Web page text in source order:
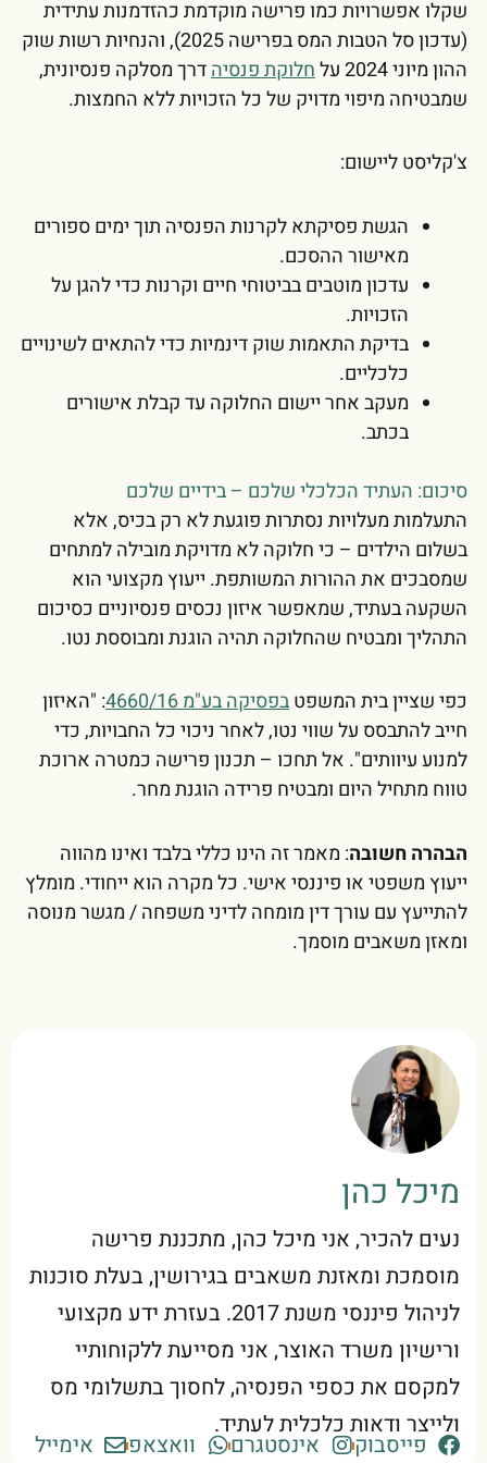
שקלו אפשרויות כמו פרישה מוקדמת כהזדמנות עתידית
(עדכון סל הטבות המס בפרישה 2025), והנחיות רשות שוק
ההון מיוני 2024 על
חלוקת פנסיהדרך מסלקה פנסיונית,
שמבטיחה מיפוי מדויק של כל הזכויות ללא החמצות.
צ'קליסט ליישום:
הגשת פסיקתא לקרנות הפנסיה תוך ימים ספורים
מאישור ההסכם.
עדכון מוטבים בביטוחי חיים וקרנות כדי להגן על
הזכויות.
בדיקת התאמות שוק דינמיות כדי להתאים לשינויים
כלכליים.
מעקב אחר יישום החלוקה עד קבלת אישורים
בכתב.
סיכום: העתיד הכלכלי שלכם – בידיים שלכם
התעלמות מעלויות נסתרות פוגעת לא רק בכיס, אלא
בשלום הילדים – כי חלוקה לא מדויקת מובילה למתחים
שמסבכים את ההורות המשותפת. ייעוץ מקצועי הוא
השקעה בעתיד, שמאפשר איזון נכסים פנסיוניים כסיכום
התהליך ומבטיח שהחלוקה תהיה הוגנת ומבוססת נטו.
כפי שציין בית המשפטבפסיקה בע"מ 4660/16
: "האיזון
חייב להתבסס על שווי נטו, לאחר ניכוי כל החבויות, כדי
למנוע עיוותים". אל תחכו – תכנון פרישה כמטרה ארוכת
טווח מתחיל היום ומבטיח פרידה הוגנת מחר.
הבהרה חשובה: מאמר זה הינו כללי בלבד ואינו מהווה
ייעוץ משפטי או פיננסי אישי. כל מקרה הוא ייחודי. מומלץ
להתייעץ עם עורך דין מומחה לדיני משפחה / מגשר מנוסה
ומאזן משאבים מוסמך.
מיכל כהן
נעים להכיר, אני מיכל כהן, מתכננת פרישה
מוסמכת ומאזנת משאבים בגירושין, בעלת סוכנות
לניהול פיננסי משנת 2017. בעזרת ידע מקצועי
ורישיון משרד האוצר, אני מסייעת ללקוחותיי
למקסם את כספי הפנסיה, לחסוך בתשלומי מס
ולייצר ודאות כלכלית לעתיד.
פייסבוק אינסטגרם וואצאפ אימייל